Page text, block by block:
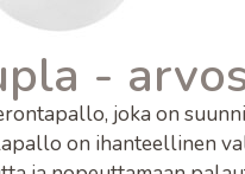
-
joka on
on ihanteellinen